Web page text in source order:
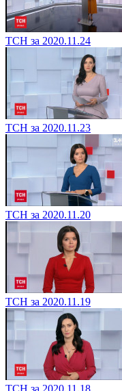
ТСН за 2020.11.24
ТСН за 2020.11.23
ТСН за 2020.11.20
ТСН за 2020.11.19
ТСН за 2020.11.18